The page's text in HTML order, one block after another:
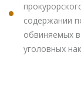
содержании
обвиняемых
уголовных